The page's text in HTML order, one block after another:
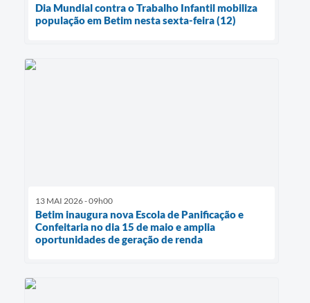
Dia Mundial contra o Trabalho Infantil mobiliza
população em Betim nesta sexta-feira (12)
13 MAI 2026 - 09h00
Betim inaugura nova Escola de Panificação e
Confeitaria no dia 15 de maio e amplia
oportunidades de geração de renda